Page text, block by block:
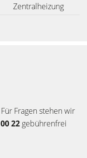
Zentralheizung
Fragen stehen wir
22 gebührenfrei